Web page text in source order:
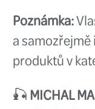
doplněk,
vodě.
parádu.